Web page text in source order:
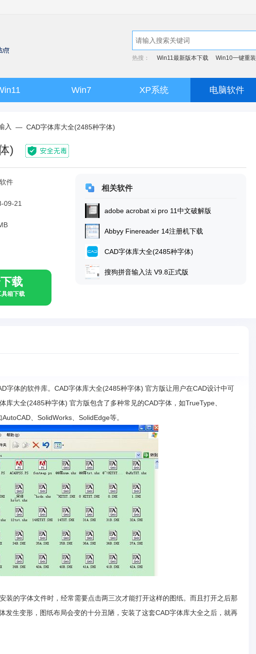
热搜： Win11最新版本下载 Win10一键重装
Win7 XP系统 电脑软件
入 — CAD字体库大全(2485种字体)
)
件
09-21
载
箱下载
相关软件
adobe acrobat xi pro 11中文破解版
Abbyy Finereader 14注册机下载
CAD字体库大全(2485种字体)
搜狗拼音输入法 V9.8正式版
字体的软件库。CAD字体库大全(2485种字体) 官方版让用户在CAD设计中可
库大全(2485种字体) 官方版包含了多种常见的CAD字体，如TrueType、
、SolidWorks、SolidEdge等。
的字体文件时，经常需要点击两三次才能打开这样的图纸。而且打开之后那
发生变形，图纸布局会变的十分丑陋，安装了这套CAD字体库大全之后，就再